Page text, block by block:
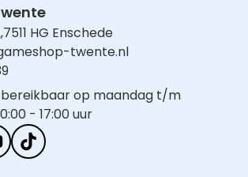
7511 HG Enschede
twente.nl
op maandag t/m
- 17:00 uur